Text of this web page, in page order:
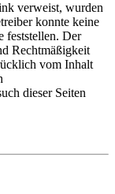
verweist, wurden
konnte keine
feststellen. Der
Rechtmäßigkeit
vom Inhalt
dieser Seiten